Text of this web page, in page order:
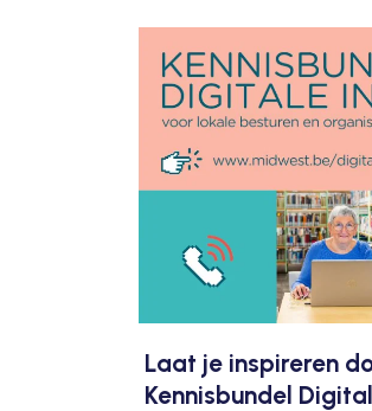
Laat je inspireren
Kennisbundel